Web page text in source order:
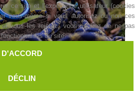
ce site et l’expérience utilisateur (cookies
vous-même si vous autorisez ou non ces
vous les rejetez, vous risquez de ne pas
du site.
D'ACCORD
DÉCLIN